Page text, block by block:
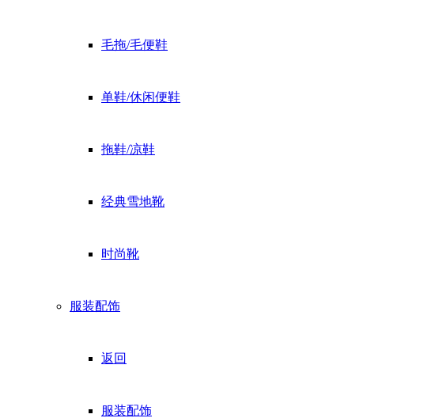
毛拖/毛便鞋
单鞋/休闲便鞋
拖鞋/凉鞋
经典雪地靴
时尚靴
服装配饰
返回
服装配饰